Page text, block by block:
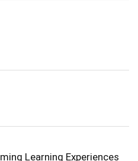
Learning Experiences